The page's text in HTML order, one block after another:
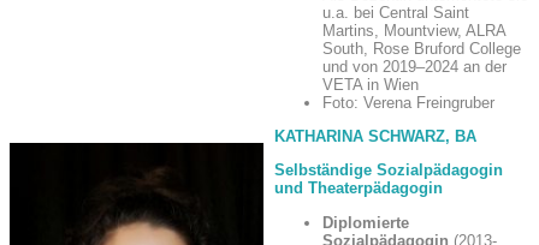
u.a. bei Central Saint
Martins, Mountview, ALRA
South, Rose Bruford College
und von 2019–2024 an der
VETA in Wien
Foto: Verena Freingruber
KATHARINA SCHWARZ, BA
Selbständige Sozialpädagogin
und Theaterpädagogin
Diplomierte
Sozialpädagogin (2013-